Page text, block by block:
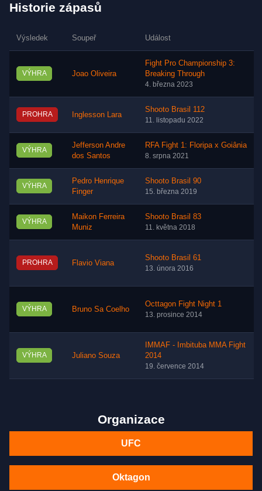
Historie zápasů
Výsledek Soupeř Událost
VÝHRA Joao Oliveira
Fight Pro Championship 3:
Breaking Through
4. března 2023
PROHRA Inglesson Lara
Shooto Brasil 112
11. listopadu 2022
VÝHRA
Jefferson Andre
dos Santos
RFA Fight 1: Floripa x Goiânia
8. srpna 2021
VÝHRA
Pedro Henrique
Finger
Shooto Brasil 90
15. března 2019
VÝHRA
Maikon Ferreira
Muniz
Shooto Brasil 83
11. května 2018
PROHRA Flavio Viana
Shooto Brasil 61
13. února 2016
VÝHRA Bruno Sa Coelho
Octtagon Fight Night 1
13. prosince 2014
VÝHRA Juliano Souza
IMMAF - Imbituba MMA Fight
2014
19. července 2014
Organizace
UFC
Oktagon